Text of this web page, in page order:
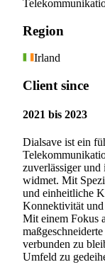
Region
Irland
Client since
2021 bis 2023
Dialsave ist ein
zuverlässiger
widmet. Mit
und einheitliche
Konnektivität
Mit einem Fokus
verbunden zu
Umfeld zu